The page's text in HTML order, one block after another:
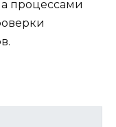
процессами